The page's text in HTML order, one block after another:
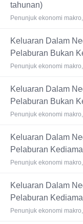
tahunan)
Penunjuk ekonomi
Keluaran Dalam
Pelaburan Bukan
Penunjuk ekonomi
Keluaran Dalam
Pelaburan Bukan
Penunjuk ekonomi
Keluaran Dalam
Pelaburan
Penunjuk ekonomi
Keluaran Dalam
Pelaburan
Penunjuk ekonomi